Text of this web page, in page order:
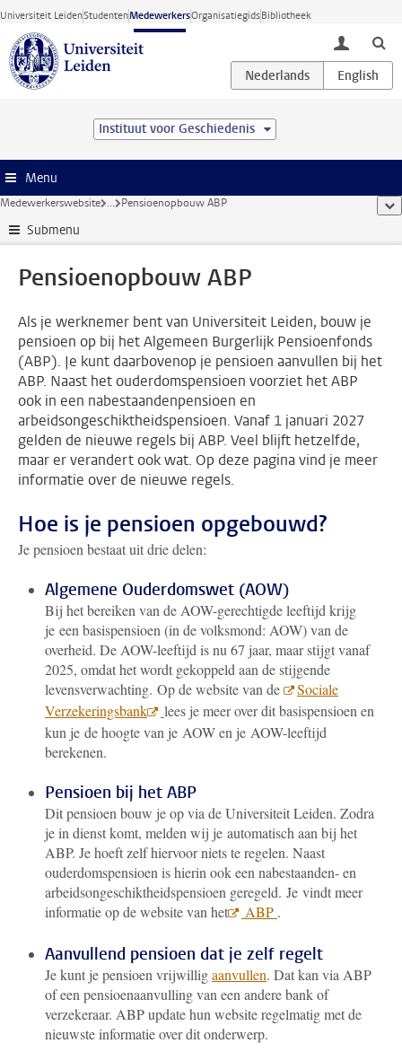
Ga direct naar de inhoud
Universiteit LeidenStudentenMedewerkersOrganisatiegidsBibliotheek
toggle
Instituut voor Geschiedenis
Menu
Medewerkerswebsite ... Pensioenopbouw ABP
Submenu
Pensioenopbouw ABP
Als je werknemer bent van Universiteit Leiden, bouw je
pensioen op bij het Algemeen Burgerlijk Pensioenfonds
(ABP). Je kunt daarbovenop je pensioen aanvullen bij het
ABP. Naast het ouderdomspensioen voorziet het ABP
ook in een nabestaandenpensioen en
arbeidsongeschiktheidspensioen. Vanaf 1 januari 2027
gelden de nieuwe regels bij ABP. Veel blijft hetzelfde,
maar er verandert ook wat. Op deze pagina vind je meer
informatie over de nieuwe regels.
Hoe is je pensioen opgebouwd?
Je pensioen bestaat uit drie delen:
Algemene Ouderdomswet (AOW)
Bij het bereiken van de AOW-gerechtigde leeftijd krijg
je een basispensioen (in de volksmond: AOW) van de
overheid. De AOW-leeftijd is nu 67 jaar, maar stijgt vanaf
2025, omdat het wordt gekoppeld aan de stijgende
levensverwachting. Op de website van de
Sociale
Verzekeringsbank
lees je meer over dit basispensioen en
kun je de hoogte van je AOW en je AOW-leeftijd
berekenen.
Pensioen bij het ABP
Dit pensioen bouw je op via de Universiteit Leiden. Zodra
je in dienst komt, melden wij je automatisch aan bij het
ABP. Je hoeft zelf hiervoor niets te regelen. Naast
ouderdomspensioen is hierin ook een nabestaanden- en
arbeidsongeschiktheidspensioen geregeld. Je vindt meer
informatie op de website van het
ABP .
Aanvullend pensioen dat je zelf regelt
Je kunt je pensioen vrijwilligaanvullen. Dat kan via ABP
of een pensioenaanvulling van een andere bank of
verzekeraar. ABP update hun website regelmatig met de
nieuwste informatie over dit onderwerp.